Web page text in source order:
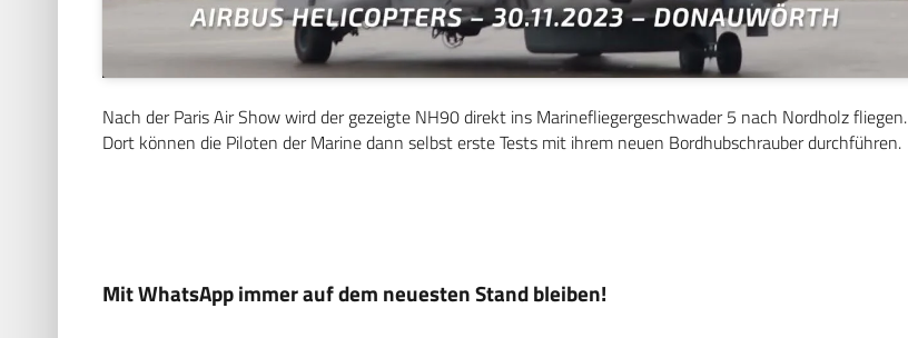
Nach der Paris Air Show wird der gezeigte NH90 direkt ins Marinefliegergeschwader 5 nach Nordholz fliegen.
Dort können die Piloten der Marine dann selbst erste Tests mit ihrem neuen Bordhubschrauber durchführen.
Mit WhatsApp immer auf dem neuesten Stand bleiben!